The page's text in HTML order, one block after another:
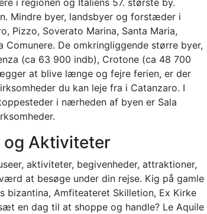
Mindre byer, landsbyer og forstæder i
Pizzo, Soverato Marina, Santa Maria,
Comunere. De omkringliggende større byer,
(ca 63 900 indb), Crotone (ca 48 700
at blive længe og fejre ferien, er der
du kan leje fra i Catanzaro. I
i nærheden af ​​byen er Sala
Aktiviteter
aktiviteter, begivenheder, attraktioner,
at besøge under din rejse. Kig på gamle
bizantina, Amfiteateret Skilletion, Ex Kirke
en dag til at shoppe og handle? Le Aquile